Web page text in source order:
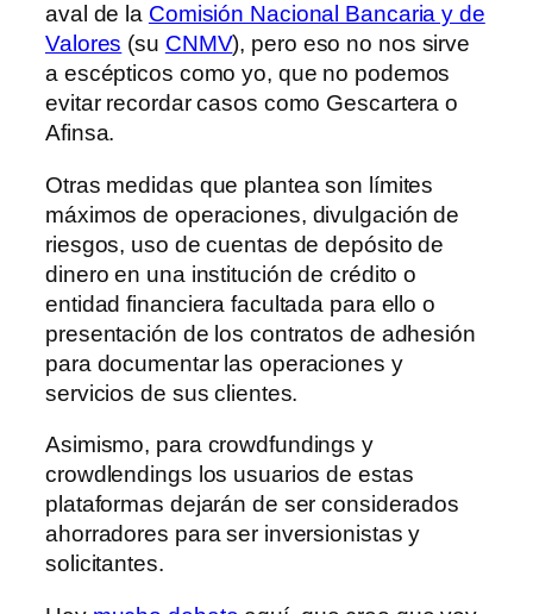
aval de la Comisión Nacional Bancaria y de
Valores (su CNMV), pero eso no nos sirve
a escépticos como yo, que no podemos
evitar recordar casos como Gescartera o
Afinsa.
Otras medidas que plantea son límites
máximos de operaciones, divulgación de
riesgos, uso de cuentas de depósito de
dinero en una institución de crédito o
entidad financiera facultada para ello o
presentación de los contratos de adhesión
para documentar las operaciones y
servicios de sus clientes.
Asimismo, para crowdfundings y
crowdlendings los usuarios de estas
plataformas dejarán de ser considerados
ahorradores para ser inversionistas y
solicitantes.